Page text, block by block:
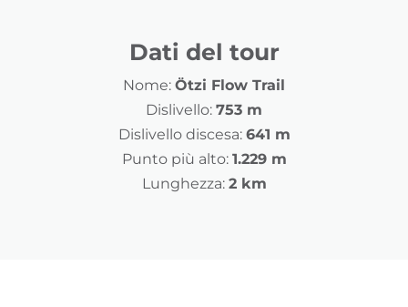
Dati del tour
Nome: Ötzi Flow Trail
Dislivello: 753 m
Dislivello discesa: 641 m
Punto più alto: 1.229 m
Lunghezza: 2 km